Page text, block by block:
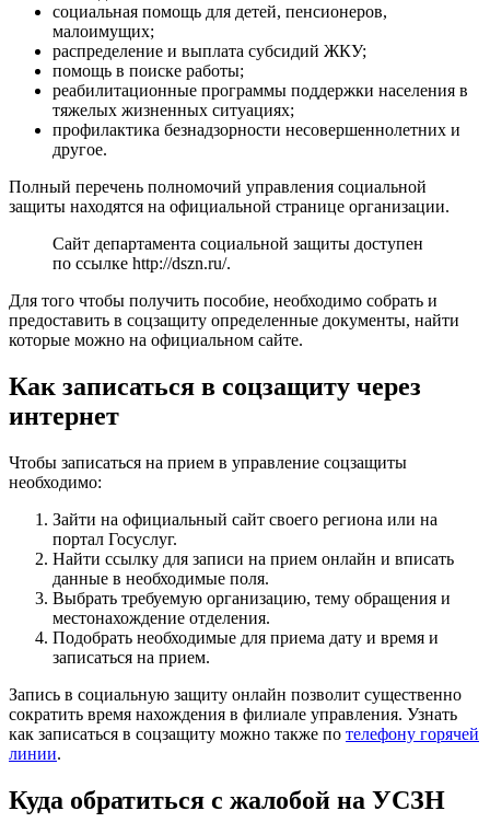
социальная помощь для детей, пенсионеров,
малоимущих;
распределение и выплата субсидий ЖКУ;
помощь в поиске работы;
реабилитационные программы поддержки населения в
тяжелых жизненных ситуациях;
профилактика безнадзорности несовершеннолетних и
другое.
Полный перечень полномочий управления социальной
защиты находятся на официальной странице организации.
Сайт департамента социальной защиты доступен
по ссылке http://dszn.ru/.
Для того чтобы получить пособие, необходимо собрать и
предоставить в соцзащиту определенные документы, найти
которые можно на официальном сайте.
Как записаться в соцзащиту через
интернет
Чтобы записаться на прием в управление соцзащиты
необходимо:
Зайти на официальный сайт своего региона или на
портал Госуслуг.
Найти ссылку для записи на прием онлайн и вписать
данные в необходимые поля.
Выбрать требуемую организацию, тему обращения и
местонахождение отделения.
Подобрать необходимые для приема дату и время и
записаться на прием.
Запись в социальную защиту онлайн позволит существенно
сократить время нахождения в филиале управления. Узнать
как записаться в соцзащиту можно также по телефону горячей
линии.
Куда обратиться с жалобой на УСЗН